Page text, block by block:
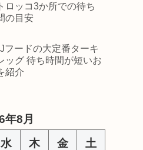
ロッコ3か所での待ち
の目安
フードの大定番ターキ
ッグ 待ち時間が短いお
紹介
年8月
水 木 金
土